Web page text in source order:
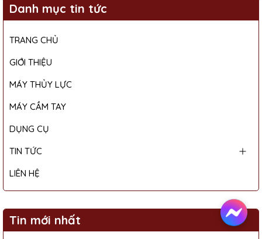
Danh mục tin tức
TRANG CHỦ
GIỚI THIỆU
MÁY THỦY LỰC
MÁY CẦM TAY
DỤNG CỤ
TIN TỨC
LIÊN HỆ
Tin mới nhất